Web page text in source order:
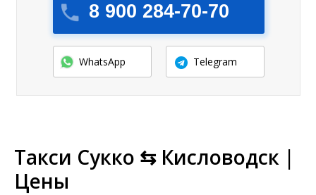
8 900 284-70-70
WhatsApp Telegram
Такси Сукко ⇆ Кисловодск |
Цены